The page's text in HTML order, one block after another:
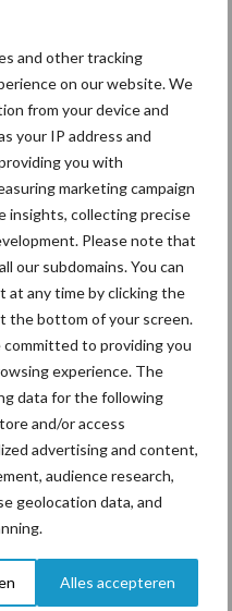
and other tracking
on our website. We
from your device and
your IP address and
you with
marketing campaign
insights, collecting precise
Please note that
our subdomains. You can
at any time by clicking the
the bottom of your screen.
to providing you
experience. The
data for the following
and/or access
advertising and content,
audience research,
geolocation data, and
Alles accepteren
Partner nieuws
houden
greep
Fokkerij
Ligbox &
Voerhekken